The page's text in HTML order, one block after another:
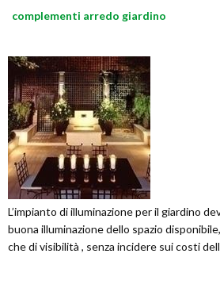
complementi arredo giardino
L’impianto di illuminazione per il giardino
buona illuminazione dello spazio
che di visibilità , senza incidere sui costi